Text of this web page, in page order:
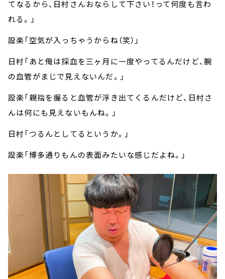
てなるから、日村さんおならして下さい！って何度も言わ
れる。」
設楽「空気が入っちゃうからね（笑）」
日村「あと俺は採血を三ヶ月に一度やってるんだけど、腕
の血管がまじで見えないんだ。」
設楽「親指を握ると血管が浮き出てくるんだけど、日村さ
んは何にも見えないもんね。」
日村「つるんとしてるというか。」
設楽「博多通りもんの表面みたいな感じだよね。」